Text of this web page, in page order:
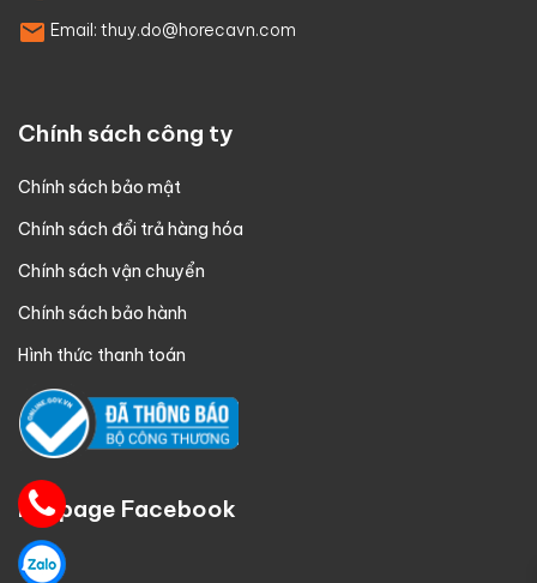
Email: thuy.do@horecavn.com
Chính sách công ty
Chính sách bảo mật
Chính sách đổi trả hàng hóa
Chính sách vận chuyển
Chính sách bảo hành
Hình thức thanh toán
Fanpage Facebook